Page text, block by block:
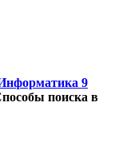
9
поиска в